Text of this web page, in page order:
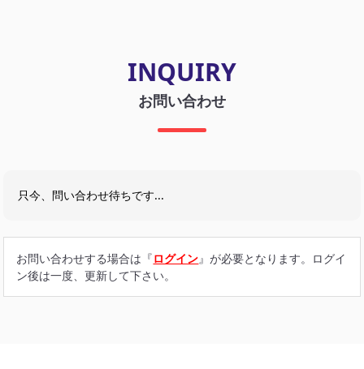
INQUIRY
お問い合わせ
只今、問い合わせ待ちです...
お問い合わせする場合は『ログイン』が必要となります。ログイ
ン後は一度、更新して下さい。